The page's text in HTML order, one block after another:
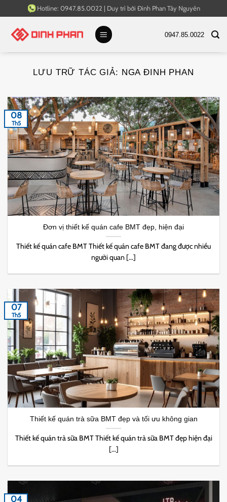
qua
Hotline: 0947.85.0022 | Duy trì bởi Đinh Phan Tây Nguyên
0947.85.0022
LƯU TRỮ TÁC GIẢ: NGA ĐINH PHAN
Đơn vị thiết kế quán cafe BMT đẹp, hiện đại
Thiết kế quán cafe BMT Thiết kế quán cafe BMT đang được nhiều
người quan [...]
08
Th5
Thiết kế quán trà sữa BMT đẹp và tối ưu không gian
Thiết kế quán trà sữa BMT Thiết kế quán trà sữa BMT đẹp hiện đại
[...]
07
Th5
04